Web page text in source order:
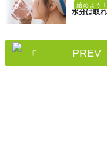
始めよう
水分は取
PREV